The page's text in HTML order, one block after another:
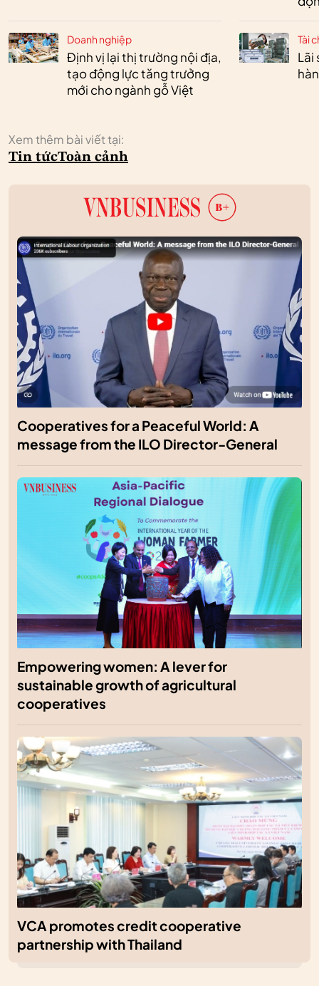
Doanh nghiệp
Định vị lại thị trường nội địa,
tạo động lực tăng trưởng
mới cho ngành gỗ Việt
Tài
Lãi
Xem thêm bài viết tại:
Tin tứcToàn cảnh
Cooperatives for a Peaceful World: A
message from the ILO Director-General
Empowering women: A lever for
sustainable growth of agricultural
cooperatives
VCA promotes credit cooperative
partnership with Thailand